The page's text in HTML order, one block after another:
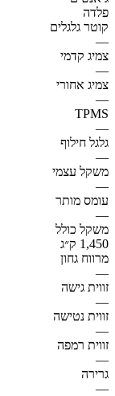
פלדה
קוטר גלגלים
—
צמיג קדמי
—
צמיג אחורי
—
TPMS
—
גלגל חילוף
—
משקל עצמי
—
עומס מותר
—
משקל כולל
1,450 ק״ג
מרווח גחון
—
זווית גישה
—
זווית נטישה
—
זווית רמפה
—
גרירה
—